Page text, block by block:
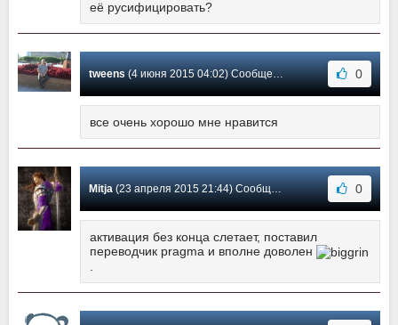
её русифицировать?
tweens(4 июня 2015 04:02) Сообщение #229 0
все очень хорошо мне нравится
Mitja(23 апреля 2015 21:44) Сообщение #228 0
активация без конца слетает, поставил
переводчик pragma и вполне доволен